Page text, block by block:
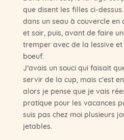
que disent les filles ci-
dans un seau à couvercle en
et soir, puis, avant de faire
tremper avec de la lessive
boeuf.
J’avais un souci qui faisait
servir de la cup, mais c’est
alors je pense que je vais
pratique pour les vacances
suis pas chez moi plusieurs
jetables.